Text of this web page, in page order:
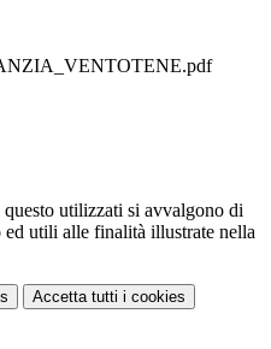
utilizzati si avvalgono di
ed utili alle finalità illustrate nella
Accetta tutti i cookies